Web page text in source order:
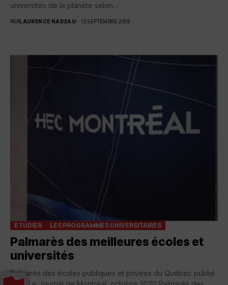
universités de la planète selon...
PAR LAURENCE NADEAU 12 SEPTEMBRE 2019
ÉTUDIER LES PROGRAMMES UNIVERSITAIRES
Palmarès des meilleures écoles et
universités
Palmarès des écoles publiques et privées du Québec publié